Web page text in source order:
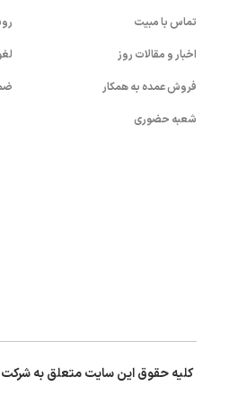
تماس با مبیت
اخبار و مقالات روز
فروش عمده به همکار
شعبه حضوری
کلیه حقوق این سایت متعلق به شرکت